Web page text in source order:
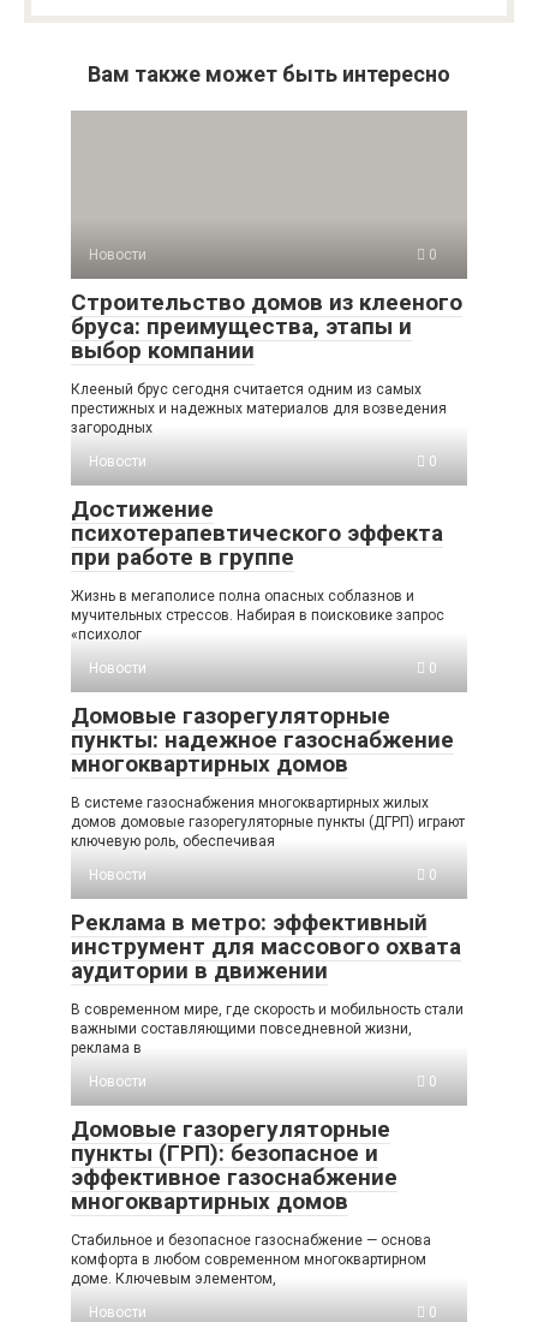
Вам также может быть интересно
Новости 0
Строительство домов из клееного
бруса: преимущества, этапы и
выбор компании
Клееный брус сегодня считается одним из самых
престижных и надежных материалов для возведения
загородных
Новости
0
Достижение
психотерапевтического эффекта
при работе в группе
Жизнь в мегаполисе полна опасных соблазнов и
мучительных стрессов. Набирая в поисковике запрос
«психолог
Новости
0
Домовые газорегуляторные
пункты: надежное газоснабжение
многоквартирных домов
В системе газоснабжения многоквартирных жилых
домов домовые газорегуляторные пункты (ДГРП) играют
ключевую роль, обеспечивая
Новости
0
Реклама в метро: эффективный
инструмент для массового охвата
аудитории в движении
В современном мире, где скорость и мобильность стали
важными составляющими повседневной жизни,
реклама в
Новости
0
Домовые газорегуляторные
пункты (ГРП): безопасное и
эффективное газоснабжение
многоквартирных домов
Стабильное и безопасное газоснабжение — основа
комфорта в любом современном многоквартирном
доме. Ключевым элементом,
Новости
0